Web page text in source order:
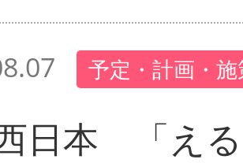
予定・計画・
日本 「え